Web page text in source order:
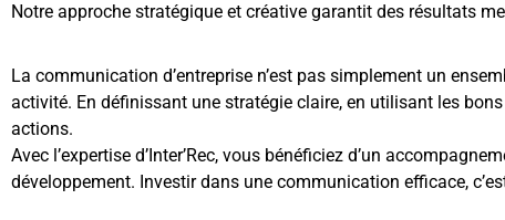
Notre approche stratégique et créative garantit des résultats
La communication d’entreprise n’est pas simplement un
activité. En définissant une stratégie claire, en utilisant les
actions.
Avec l’expertise d’Inter’Rec, vous bénéficiez d’un
développement. Investir dans une communication efficace,